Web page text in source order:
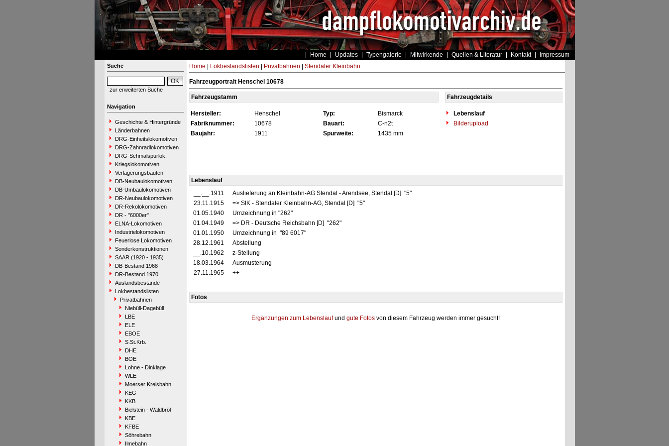
Home Updates Typengalerie Mitwirkende Quellen & Literatur Kontakt Impressum
Suche
zur erweiterten Suche
Navigation
Geschichte & Hintergründe
Länderbahnen
DRG-Einheitslokomotiven
DRG-Zahnradlokomotiven
DRG-Schmalspurlok.
Kriegslokomotiven
Verlagerungsbauten
DB-Neubaulokomotiven
DB-Umbaulokomotiven
DR-Neubaulokomotiven
DR-Rekolokomotiven
DR - "6000er"
ELNA-Lokomotiven
Industrielokomotiven
Feuerlose Lokomotiven
Sonderkonstruktionen
SAAR (1920 - 1935)
DB-Bestand 1968
DR-Bestand 1970
Auslandsbestände
Lokbestandslisten
Privatbahnen
Niebüll-Dagebüll
LBE
ELE
EBOE
S.St.Krb.
DHE
BOE
Lohne - Dinklage
WLE
Moerser Kreisbahn
KEG
KKB
Bielstein - Waldbröl
KBE
KFBE
Söhrebahn
Ilmebahn
Home Lokbestandslisten Privatbahnen Stendaler Kleinbahn
Fahrzeugportrait Henschel 10678
Fahrzeugstamm Fahrzeugdetails
Hersteller: Henschel Typ: Bismarck
Lebenslauf
Fabriknummer:
10678 Bauart: C-n2t
Bilderupload
Baujahr:
1911 Spurweite: 1435 mm
Lebenslauf
__.__.1911
Auslieferung an Kleinbahn-AG Stendal - Arendsee, Stendal [D] "5"
23.11.1915
=> StK - Stendaler Kleinbahn-AG, Stendal [D] "5"
01.05.1940
Umzeichnung in "262"
01.04.1949
=> DR - Deutsche Reichsbahn [D] "262"
01.01.1950
Umzeichnung in "89 6017"
28.12.1961
Abstellung
__.10.1962
z-Stellung
18.03.1964
Ausmusterung
27.11.1965
++
Fotos
Ergänzungen zum Lebenslaufund gute Fotos von diesem Fahrzeug werden immer gesucht!